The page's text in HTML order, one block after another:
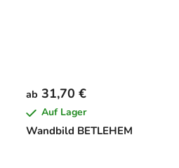
Wandbild BETLEHEM
ab 31,70 €
Auf Lager